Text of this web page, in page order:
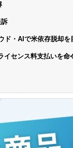
訴
ド・AIで米依存脱却を
イセンス料支払いを命